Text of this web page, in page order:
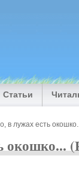
Статьи
в лужах есть
окошко...